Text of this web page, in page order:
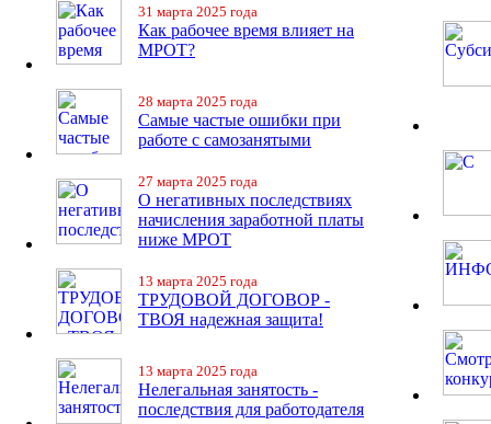
31 марта 2025 года
Как рабочее время влияет на
МРОТ?
28 марта 2025 года
Самые частые ошибки при
работе с самозанятыми
27 марта 2025 года
О негативных последствиях
начисления заработной платы
ниже МРОТ
13 марта 2025 года
ТРУДОВОЙ ДОГОВОР -
ТВОЯ надежная защита!
13 марта 2025 года
Нелегальная занятость -
последствия для работодателя